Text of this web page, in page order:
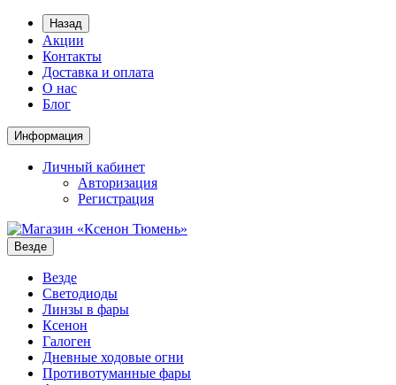
Назад
Акции
Контакты
Доставка и оплата
О нас
Блог
Информация
Личный кабинет
Авторизация
Регистрация
Везде
Везде
Светодиоды
Линзы в фары
Ксенон
Галоген
Дневные ходовые огни
Противотуманные фары